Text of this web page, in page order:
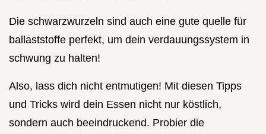
Die schwarzwurzeln sind auch eine gute quelle für
ballaststoffe perfekt, um dein verdauungssystem in
schwung zu halten!
Also, lass dich nicht entmutigen! Mit diesen Tipps
und Tricks wird dein Essen nicht nur köstlich,
sondern auch beeindruckend. Probier die